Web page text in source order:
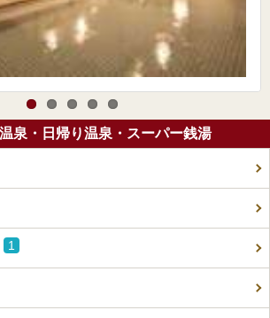
泉・日帰り温泉・スーパー銭湯
1